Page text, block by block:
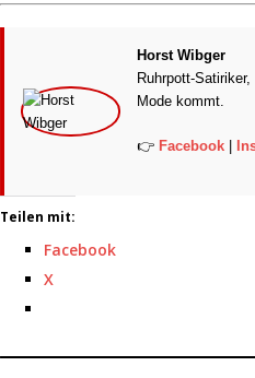
Horst Wibger
Ruhrpott-
Mode kommt.
👉 Facebook
Teilen mit:
Facebook
X